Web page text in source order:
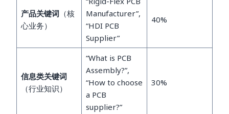
产品关键词 （核
心业务）
Manufacturer”,
“HDI PCB
Supplier”
40%
信息类关键词
（行业知识）
“What is PCB
Assembly?”,
“How to choose
a PCB
supplier?”
30%